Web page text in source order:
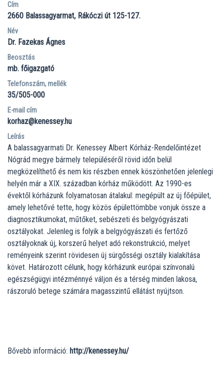
Cím
2660 Balassagyarmat Rákóczi út 125-127.
Név
Dr. Fazekas Ágnes
Beosztás
mb. főigazgató
Telefonszám, mellék
35/505-000
E-mail cím
korhaz@kenessey.hu
Leírás
A balassagyarmati Dr. Kenessey Albert Kórház-Rendelőintézet
Nógrád megye bármely településéről rövid időn belül
megközelíthető és nem kis részben ennek köszönhetően jelenlegi
helyén már a XIX. században kórház működött. Az 1990-es
évektől kórházunk folyamatosan átalakul: megépült az új főépület,
amely lehetővé tette, hogy közös épülettömbbe vonjuk össze a
diagnosztikumokat, műtőket, sebészeti és belgyógyászati
osztályokat. Jelenleg is folyik a belgyógyászati és fertőző
osztályoknak új, korszerű helyet adó rekonstrukció, melyet
reményeink szerint rövidesen új sürgősségi osztály kialakítása
követ. Határozott célunk, hogy kórházunk európai színvonalú
egészségügyi intézménnyé váljon és a térség minden lakosa,
rászoruló betege számára magasszintű ellátást nyújtson.
Bővebb információ: http://kenessey.hu/